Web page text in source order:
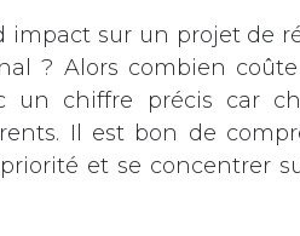
impact sur un projet de
? Alors combien
un chiffre précis car
Il est bon de
et se concentrer